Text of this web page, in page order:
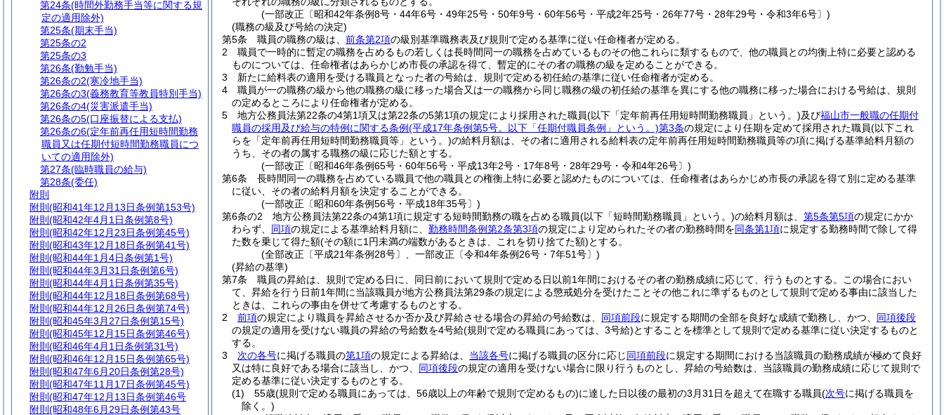
(一部改正〔昭和42年条例8号・44年6号・49年25号・50年9号・60年56号・平成2年25号・26年77号・28年29号・令和3年6号〕)
(職務の級及び号給の決定)
第5条
職員の職務の級は、 前条第2項の級別基準職務表及び規則で定める基準に従い任命権者が定める。
2
職員で一時的に暫定の職務を占めるもの若しくは長時間同一の職務を占めているものその他これらに類するもので、他の職員との均衡上特に必要と認める
ものについては、任命権者はあらかじめ市長の承認を得て、暫定的にその者の職務の級を定めることができる。
3
新たに給料表の適用を受ける職員となった者の号給は、規則で定める初任給の基準に従い任命権者が定める。
4
職員が一の職務の級から他の職務の級に移った場合又は一の職務から同じ職務の級の初任給の基準を異にする他の職務に移った場合における号給は、規則
の定めるところにより任命権者が定める。
5
地方公務員法第22条の4第1項又は第22条の5第1項の規定により採用された職員(以下「定年前再任用短時間勤務職員」という。)及び福山市一般職の任期付
職員の採用及び給与の特例に関する条例(平成17年条例第5号。以下「任期付職員条例」という。)第3条の規定により任期を定めて採用された職員(以下これ
らを「定年前再任用短時間勤務職員等」という。)の給料月額は、その者に適用される給料表の定年前再任用短時間勤務職員等の項に掲げる基準給料月額の
うち、その者の属する職務の級に応じた額とする。
(一部改正〔昭和46年条例65号・60年56号・平成13年2号・17年8号・28年29号・令和4年26号〕)
第6条
長時間同一の職務を占めている職員で他の職員との権衡上特に必要と認めたものについては、任命権者はあらかじめ市長の承認を得て別に定める基準
に従い、その者の給料月額を決定することができる。
(一部改正〔昭和60年条例56号・平成18年35号〕)
第6条の2
地方公務員法第22条の4第1項に規定する短時間勤務の職を占める職員(以下「短時間勤務職員」という。)の給料月額は、 第5条第5項の規定にかか
わらず、 同項の規定による基準給料月額に、 勤務時間条例第2条第3項の規定により定められたその者の勤務時間を同条第1項に規定する勤務時間で除して得
た数を乗じて得た額(その額に1円未満の端数があるときは、これを切り捨てた額)とする。
(全部改正〔平成21年条例28号〕、一部改正〔令和4年条例26号・7年51号〕)
(昇給の基準)
第7条
職員の昇給は、規則で定める日に、同日前において規則で定める日以前1年間におけるその者の勤務成績に応じて、行うものとする。
この場合におい
て、昇給を行う日前1年間に当該職員が地方公務員法第29条の規定による懲戒処分を受けたことその他これに準ずるものとして規則で定める事由に該当した
ときは、これらの事由を併せて考慮するものとする。
2
前項の規定により職員を昇給させるか否か及び昇給させる場合の昇給の号給数は、 同項前段に規定する期間の全部を良好な成績で勤務し、かつ、 同項後段
の規定の適用を受けない職員の昇給の号給数を4号給(規則で定める職員にあっては、3号給)とすることを標準として規則で定める基準に従い決定するものと
する。
3
次の各号に掲げる職員の第1項の規定による昇給は、 当該各号に掲げる職員の区分に応じ同項前段に規定する期間における当該職員の勤務成績が極めて良好
又は特に良好である場合に該当し、かつ、 同項後段の規定の適用を受けない場合に限り行うものとし、昇給の号給数は、当該職員の勤務成績に応じて規則で
定める基準に従い決定するものとする。
(1)
55歳(規則で定める職員にあっては、56歳以上の年齢で規則で定めるもの)に達した日以後の最初の3月31日を超えて在職する職員(次号に掲げる職員を
除く。)
第24条(時間外勤務手当等に関する規
定の適用除外)
第25条(期末手当)
第25条の2
第25条の3
第26条(勤勉手当)
第26条の2(寒冷地手当)
第26条の3(義務教育等教員特別手当)
第26条の4(災害派遣手当)
第26条の5(口座振替による支払)
第26条の6(定年前再任用短時間勤務
職員又は任期付短時間勤務職員につ
いての適用除外)
第27条(臨時職員の給与)
第28条(委任)
附則
附則 (昭和41年12月13日条例第153号)
附則 (昭和42年4月1日条例第8号)
附則 (昭和42年12月23日条例第45号)
附則 (昭和43年12月18日条例第41号)
附則 (昭和44年1月4日条例第1号)
附則 (昭和44年3月31日条例第6号)
附則 (昭和44年4月1日条例第35号)
附則 (昭和44年12月18日条例第68号)
附則 (昭和44年12月26日条例第74号)
附則 (昭和45年3月27日条例第15号)
附則 (昭和45年12月15日条例第46号)
附則 (昭和46年4月1日条例第31号)
附則 (昭和46年12月15日条例第65号)
附則 (昭和47年6月20日条例第28号)
附則 (昭和47年11月17日条例第45号)
附則 (昭和47年12月13日条例第46号
附則 (昭和48年6月29日条例第43号